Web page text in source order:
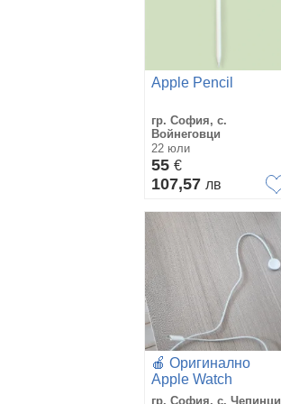
Apple Pencil
гр. София, с.
Войнеговци
22 юли
55 €
107,57 лв
🍎 Оригинално
Apple Watch
зарядно (USB-C) +
гр. София, с. Чепинци